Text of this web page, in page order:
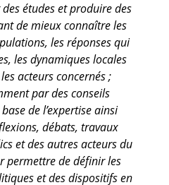
études et produire des
de mieux connaître les
les réponses qui
les dynamiques locales
acteurs concernés ;
par des conseils
de l’expertise ainsi
débats, travaux
et des autres acteurs du
permettre de définir les
et des dispositifs en